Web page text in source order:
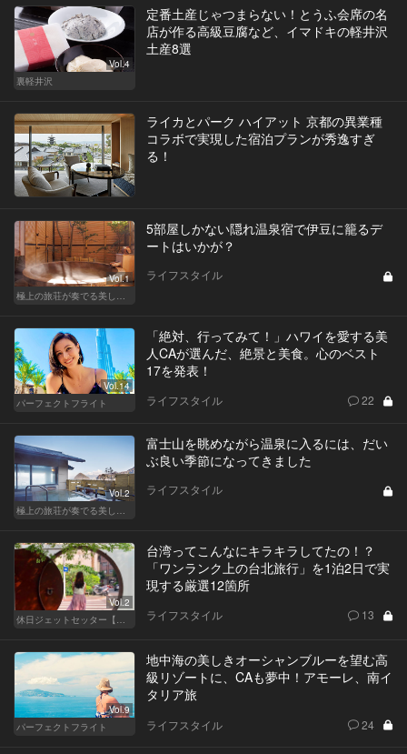
Vol.4
裏軽井沢
定番土産じゃつまらない！とうふ会席の名
店が作る高級豆腐など、イマドキの軽井沢
土産8選
ライカとパーク ハイアット 京都の異業種
コラボで実現した宿泊プランが秀逸すぎ
る！
Vol.1
5部屋しかない隠れ温泉宿で伊豆に籠るデ
ートはいかが？
ライフスタイル
Vol.14
パーフェクトフライト
「絶対、行ってみて！」ハワイを愛する美
人CAが選んだ、絶景と美食。心のベスト
17を発表！
ライフスタイル 22
Vol.2
富士山を眺めながら温泉に入るには、だい
ぶ良い季節になってきました
ライフスタイル
Vol.2
休日ジェットセッター【厳選スポット編】
台湾ってこんなにキラキラしてたの！？
「ワンランク上の台北旅行」を1泊2日で実
現する厳選12箇所
ライフスタイル 13
Vol.9
パーフェクトフライト
地中海の美しきオーシャンブルーを望む高
級リゾートに、CAも夢中！アモーレ、南イ
タリア旅
ライフスタイル 24